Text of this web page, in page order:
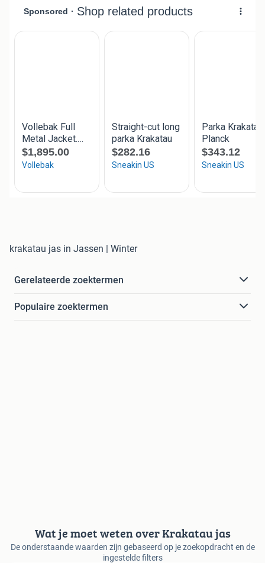
krakatau jas in Jassen | Winter
Gerelateerde zoektermen
Populaire zoektermen
Wat je moet weten over Krakatau jas
De onderstaande waarden zijn gebaseerd op je zoekopdracht en de
ingestelde filters